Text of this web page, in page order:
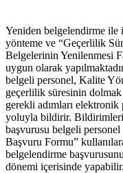
Yeniden belgelendirme ile
yönteme ve “Geçerlilik
Belgelerinin Yenilenmesi
uygun olarak
belgeli personel, Kalite
geçerlilik süresinin
gerekli adımları
yoluyla bildirir.
başvurusu belgeli
Başvuru Formu”
belgelendirme
dönemi içerisinde yapabilir.